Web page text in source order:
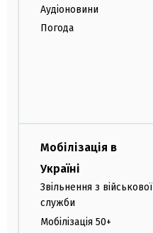
Аудіоновини
Погода
Мобілізація в
Україні
Звільнення з військової
служби
Мобілізація 50+